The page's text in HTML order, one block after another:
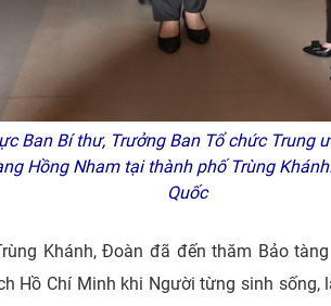
Ban Bí thư, Trưởng Ban Tổ chức Trung
Hồng Nham tại thành phố Trùng
Quốc
Khánh, Đoàn đã đến thăm Bảo
Hồ Chí Minh khi Người từng sinh